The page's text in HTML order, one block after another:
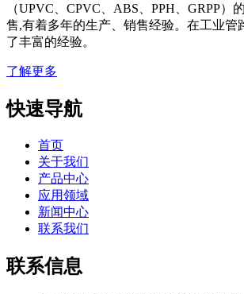
（UPVC、CPVC、ABS、PPH、GRPP）
售,有着多年的生产、销售经验。在工业管
了丰富的经验。
了解更多
快速导航
首页
关于我们
产品中心
应用领域
新闻中心
联系我们
联系信息